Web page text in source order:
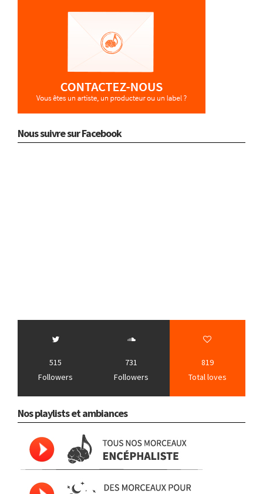
Nous suivre sur Facebook
515
Followers
731
Followers
819
Total loves
Nos playlists et ambiances